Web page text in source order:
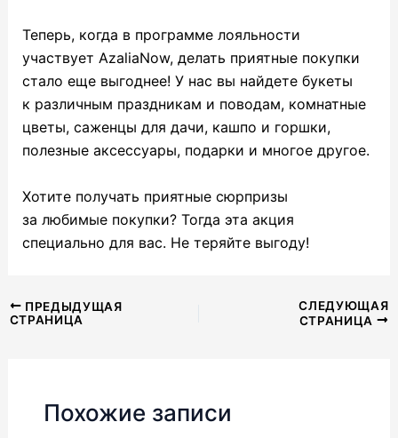
Теперь, когда в программе лояльности
участвует AzaliaNow, делать приятные покупки
стало еще выгоднее! У нас вы найдете букеты
к различным праздникам и поводам, комнатные
цветы, саженцы для дачи, кашпо и горшки,
полезные аксессуары, подарки и многое другое.
Хотите получать приятные сюрпризы
за любимые покупки? Тогда эта акция
специально для вас. Не теряйте выгоду!
Навигация
по
ПРЕДЫДУЩАЯ
СТРАНИЦА
СЛЕДУЮЩАЯ
СТРАНИЦА
Похожие записи